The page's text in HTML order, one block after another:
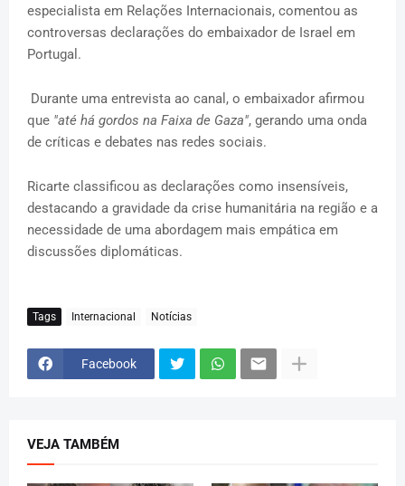
especialista em Relações Internacionais, comentou as
controversas declarações do embaixador de Israel em
Portugal.
Durante uma entrevista ao canal, o embaixador afirmou
que "até há gordos na Faixa de Gaza", gerando uma onda
de críticas e debates nas redes sociais.
Ricarte classificou as declarações como insensíveis,
destacando a gravidade da crise humanitária na região e a
necessidade de uma abordagem mais empática em
discussões diplomáticas.
Tags Internacional Notícias
Facebook
VEJA TAMBÉM